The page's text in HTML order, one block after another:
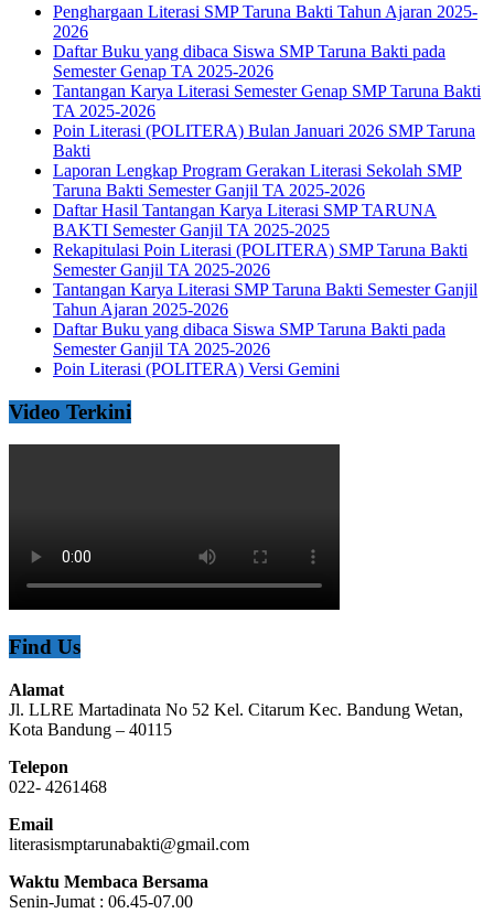
Penghargaan Literasi SMP Taruna Bakti Tahun Ajaran 2025-
2026
Daftar Buku yang dibaca Siswa SMP Taruna Bakti pada
Semester Genap TA 2025-2026
Tantangan Karya Literasi Semester Genap SMP Taruna Bakti
TA 2025-2026
Poin Literasi (POLITERA) Bulan Januari 2026 SMP Taruna
Bakti
Laporan Lengkap Program Gerakan Literasi Sekolah SMP
Taruna Bakti Semester Ganjil TA 2025-2026
Daftar Hasil Tantangan Karya Literasi SMP TARUNA
BAKTI Semester Ganjil TA 2025-2025
Rekapitulasi Poin Literasi (POLITERA) SMP Taruna Bakti
Semester Ganjil TA 2025-2026
Tantangan Karya Literasi SMP Taruna Bakti Semester Ganjil
Tahun Ajaran 2025-2026
Daftar Buku yang dibaca Siswa SMP Taruna Bakti pada
Semester Ganjil TA 2025-2026
Poin Literasi (POLITERA) Versi Gemini
Video Terkini
Find Us
Alamat
Jl. LLRE Martadinata No 52 Kel. Citarum Kec. Bandung Wetan,
Kota Bandung – 40115
Telepon
022- 4261468
Email
literasismptarunabakti@gmail.com
Waktu Membaca Bersama
Senin-Jumat : 06.45-07.00